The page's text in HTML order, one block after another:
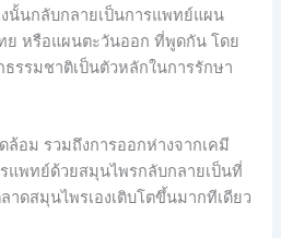
นั้นกลับกลายเป็นการแพทย์แผน
หรือแผนตะวันออก ที่พูดกัน โดย
รรมชาติเป็นตัวหลักในการรักษา
ล้อม รวมถึงการออกห่างจากเคมี
แพทย์ด้วยสมุนไพรกลับกลายเป็นที่
ดสมุนไพรเองเติบโตขึ้นมากทีเดียว